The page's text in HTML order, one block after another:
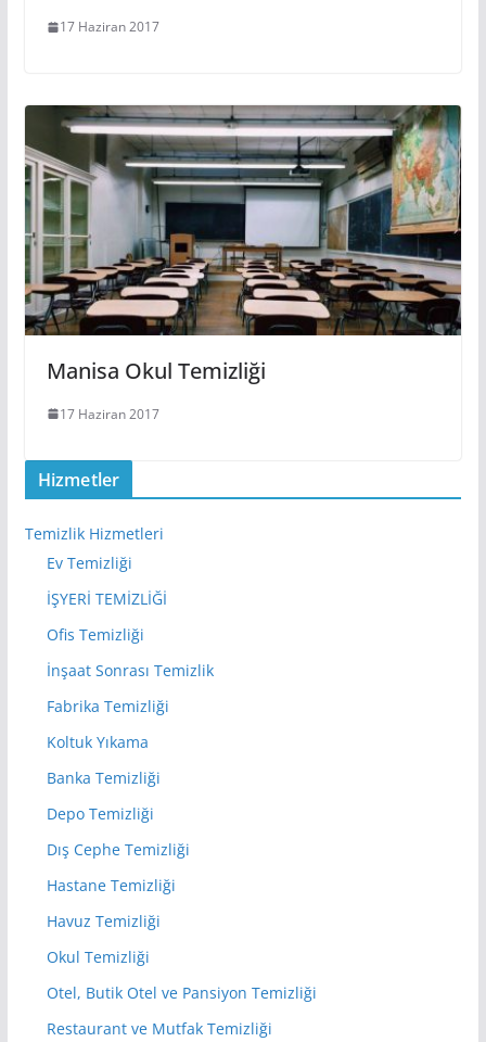
17 Haziran 2017
Manisa Okul Temizliği
17 Haziran 2017
Hizmetler
Temizlik Hizmetleri
Ev Temizliği
İŞYERİ TEMİZLİĞİ
Ofis Temizliği
İnşaat Sonrası Temizlik
Fabrika Temizliği
Koltuk Yıkama
Banka Temizliği
Depo Temizliği
Dış Cephe Temizliği
Hastane Temizliği
Havuz Temizliği
Okul Temizliği
Otel, Butik Otel ve Pansiyon Temizliği
Restaurant ve Mutfak Temizliği